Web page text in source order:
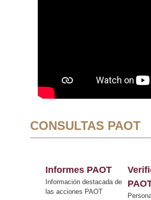
CONSULTAS PAOT
Informes PAOT
Información destacada de
las acciones PAOT